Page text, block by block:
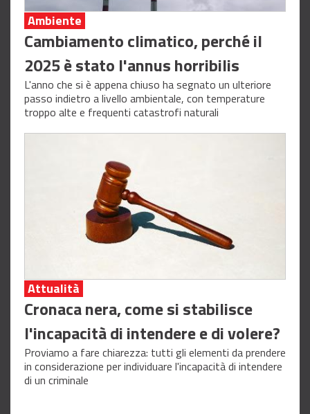
Ambiente
Cambiamento climatico, perché il
2025 è stato l'annus horribilis
L'anno che si è appena chiuso ha segnato un ulteriore
passo indietro a livello ambientale, con temperature
troppo alte e frequenti catastrofi naturali
Attualità
Cronaca nera, come si stabilisce
l'incapacità di intendere e di volere?
Proviamo a fare chiarezza: tutti gli elementi da prendere
in considerazione per individuare l'incapacità di intendere
di un criminale